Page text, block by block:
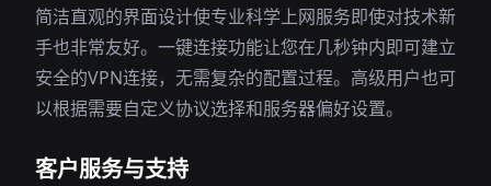
简洁直观的界面设计使专业科学上网服务即使对技术新
手也非常友好。一键连接功能让您在几秒钟内即可建立
安全的VPN连接，无需复杂的配置过程。高级用户也可
以根据需要自定义协议选择和服务器偏好设置。
客户服务与支持